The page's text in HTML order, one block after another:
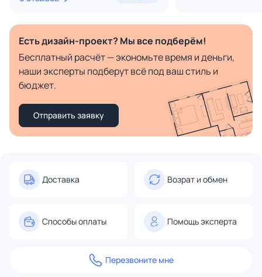
Есть дизайн-проект? Мы все подберём!
Бесплатный расчёт — экономьте время и деньги,
наши эксперты подберут всё под ваш стиль и
бюджет.
Отправить заявку
Доставка Возрат и обмен
Способы оплаты Помощь эксперта
Перезвоните мне